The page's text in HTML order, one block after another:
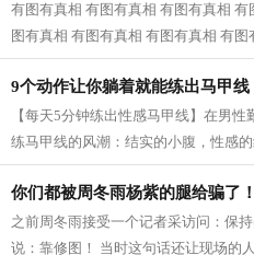
有图有真相 有图有真相 有图有真相
图有真相 有图有真相 有图有真相 有
有真相...
9个动作让你躺着就能练出马甲线
【每天5分钟练出性感马甲线】在男
练马甲线的风潮：结实的小腹，性感
业线，拥有马甲线的女性呈现的体态更
你们都被周冬雨杨紫的腿给骗了
之前周冬雨接受一个记者采访问：保
说：靠修图！ 当时这句话还让现场的